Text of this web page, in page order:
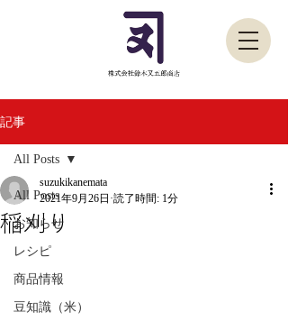
記事
All Posts
お知らせ
レシピ
商品情報
豆知識（米）
All Posts
稲刈り
suzukikanemata
2021年9月26日 読了時間: 1分